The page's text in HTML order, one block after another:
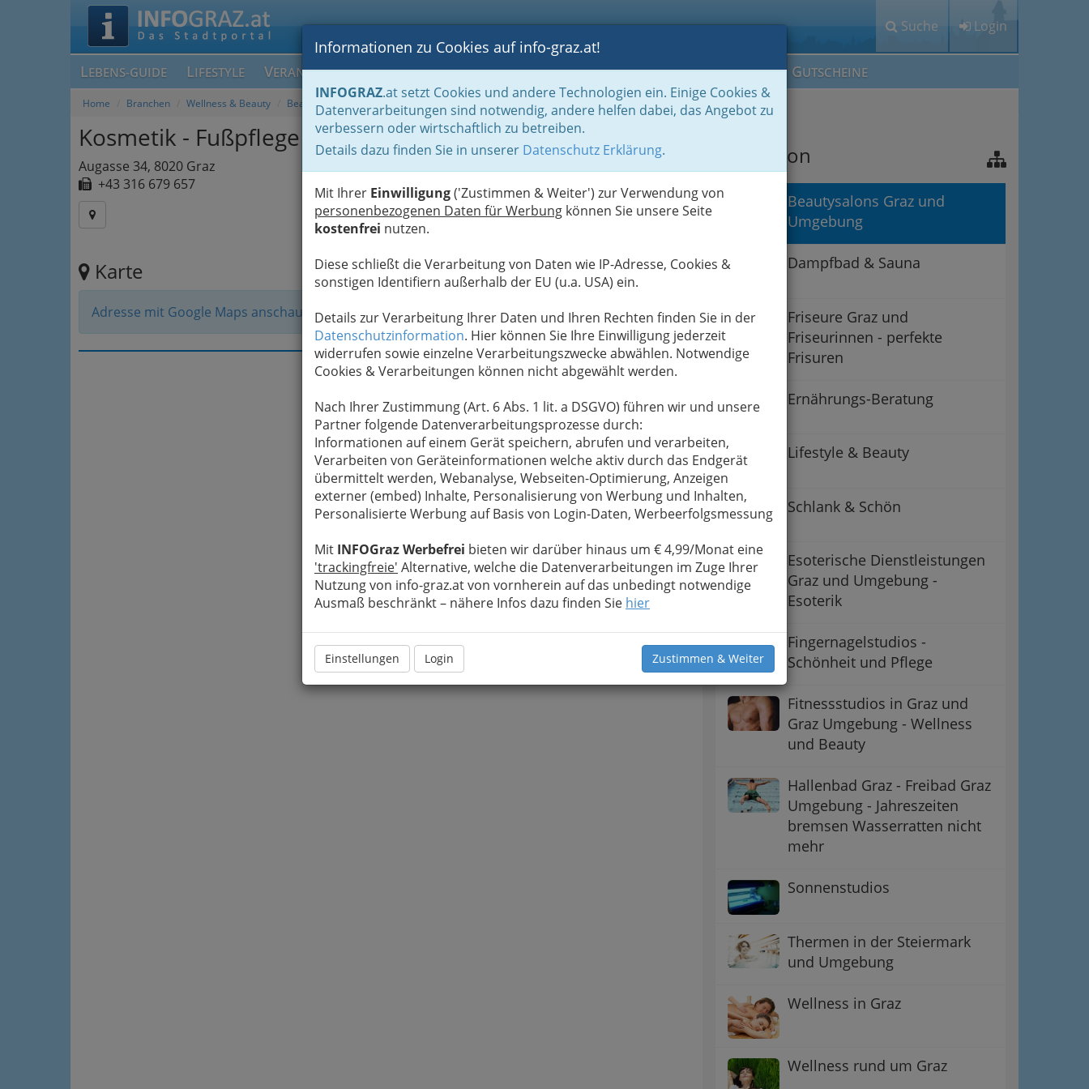
Suche Login
LEBENS-GUIDE LIFESTYLE VERANSTALTUNGEN BLOGS FOTOS GASTRONOMIE BRANCHEN MEIN IG GUTSCHEINE
Informationen zu Cookies auf info-graz.at!
INFOGRAZ.at setzt Cookies und andere Technologien ein. Einige Cookies &
Datenverarbeitungen sind notwendig, andere helfen dabei, das Angebot zu
verbessern oder wirtschaftlich zu betreiben.
Details dazu finden Sie in unserer Datenschutz Erklärung.
Mit Ihrer Einwilligung('Zustimmen & Weiter') zur Verwendung von
personenbezogenen Daten für Werbung können Sie unsere Seite
kostenfrei nutzen.
Diese schließt die Verarbeitung von Daten wie IP-Adresse, Cookies &
sonstigen Identifiern außerhalb der EU (u.a. USA) ein.
Details zur Verarbeitung Ihrer Daten und Ihren Rechten finden Sie in der
Datenschutzinformation. Hier können Sie Ihre Einwilligung jederzeit
widerrufen sowie einzelne Verarbeitungszwecke abwählen. Notwendige
Cookies & Verarbeitungen können nicht abgewählt werden.
Nach Ihrer Zustimmung (Art. 6 Abs. 1 lit. a DSGVO) führen wir und unsere
Partner folgende Datenverarbeitungsprozesse durch:
Informationen auf einem Gerät speichern, abrufen und verarbeiten,
Verarbeiten von Geräteinformationen welche aktiv durch das Endgerät
übermittelt werden, Webanalyse, Webseiten-Optimierung, Anzeigen
externer (embed) Inhalte, Personalisierung von Werbung und Inhalten,
Personalisierte Werbung auf Basis von Login-Daten, Werbeerfolgsmessung
Mit INFOGraz Werbefrei bieten wir darüber hinaus um € 4,99/Monat eine
'trackingfreie' Alternative, welche die Datenverarbeitungen im Zuge Ihrer
Nutzung von info-graz.at von vornherein auf das unbedingt notwendige
Ausmaß beschränkt – nähere Infos dazu finden Sie hier
Einstellungen Login Zustimmen & Weiter
Home Branchen Wellness & Beauty Beautysalons Graz und Umgebung
Navigation
Nach Oben
Kosmetik - Fußpflege Gudrun
Augasse 34, 8020 Graz
+43 316 679 657
Karte
Adresse mit Google Maps anschauen
Navigation
Beautysalons Graz und
Umgebung
Dampfbad & Sauna
Friseure Graz und
Friseurinnen - perfekte
Frisuren
Ernährungs-Beratung
Lifestyle & Beauty
Schlank & Schön
Esoterische Dienstleistungen
Graz und Umgebung -
Esoterik
Fingernagelstudios -
Schönheit und Pflege
Fitnessstudios in Graz und
Graz Umgebung - Wellness
und Beauty
Hallenbad Graz - Freibad Graz
Umgebung - Jahreszeiten
bremsen Wasserratten nicht
mehr
Sonnenstudios
Thermen in der Steiermark
und Umgebung
Wellness in Graz
Wellness rund um Graz